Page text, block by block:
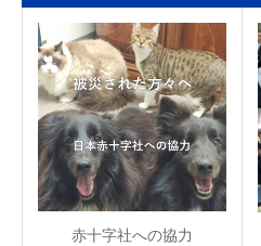
赤十字社への協力